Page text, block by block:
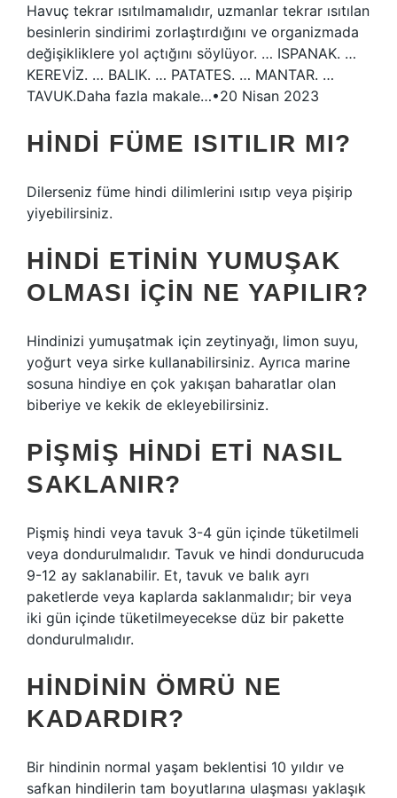
Havuç tekrar ısıtılmamalıdır, uzmanlar tekrar ısıtılan
besinlerin sindirimi zorlaştırdığını ve organizmada
değişikliklere yol açtığını söylüyor. … ISPANAK. …
KEREVİZ. … BALIK. … PATATES. … MANTAR. …
TAVUK.Daha fazla makale…•20 Nisan 2023
HINDI FÜME ISITILIR MI?
Dilerseniz füme hindi dilimlerini ısıtıp veya pişirip
yiyebilirsiniz.
HINDI ETININ YUMUŞAK
OLMASI IÇIN NE YAPILIR?
Hindinizi yumuşatmak için zeytinyağı, limon suyu,
yoğurt veya sirke kullanabilirsiniz. Ayrıca marine
sosuna hindiye en çok yakışan baharatlar olan
biberiye ve kekik de ekleyebilirsiniz.
PIŞMIŞ HINDI ETI NASIL
SAKLANIR?
Pişmiş hindi veya tavuk 3-4 gün içinde tüketilmeli
veya dondurulmalıdır. Tavuk ve hindi dondurucuda
9-12 ay saklanabilir. Et, tavuk ve balık ayrı
paketlerde veya kaplarda saklanmalıdır; bir veya
iki gün içinde tüketilmeyecekse düz bir pakette
dondurulmalıdır.
HINDININ ÖMRÜ NE
KADARDIR?
Bir hindinin normal yaşam beklentisi 10 yıldır ve
safkan hindilerin tam boyutlarına ulaşması yaklaşık